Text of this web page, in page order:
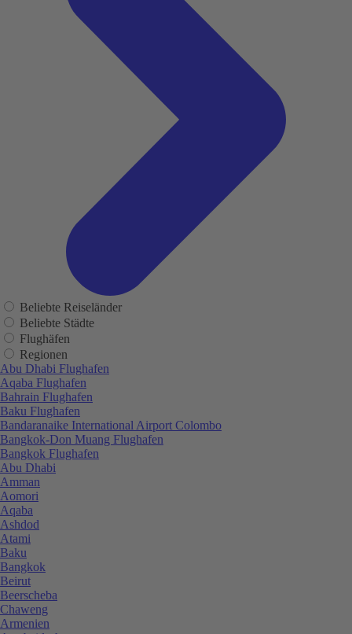
Beliebte Reiseländer
Beliebte Städte
Flughäfen
Regionen
Abu Dhabi Flughafen
Aqaba Flughafen
Bahrain Flughafen
Baku Flughafen
Bandaranaike International Airport Colombo
Bangkok-Don Muang Flughafen
Bangkok Flughafen
Abu Dhabi
Amman
Aomori
Aqaba
Ashdod
Atami
Baku
Bangkok
Beirut
Beerscheba
Chaweng
Armenien